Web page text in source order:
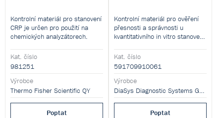
Kontrolní materiál pro stanovení
CRP je určen pro použití na
chemických analyzátorech.
Kat. číslo
981251
Výrobce
Thermo Fisher Scientific QY
Poptat
Kontrolní materiál pro ověření
přesnosti a správnosti u
kvantitativního in vitro stanovení
Kat. číslo
591709910061
Výrobce
DiaSys Diagnostic Systems GmbH
Poptat